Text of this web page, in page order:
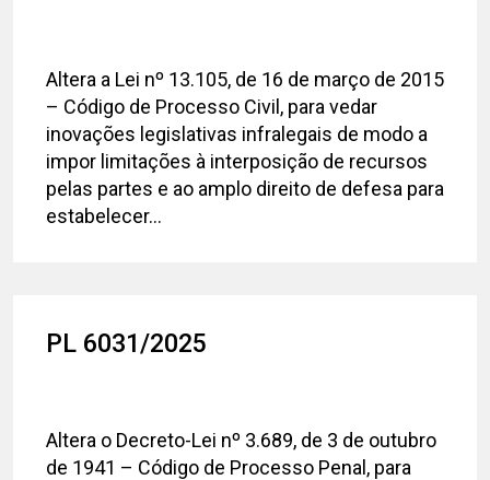
Altera a Lei nº 13.105, de 16 de março de 2015
– Código de Processo Civil, para vedar
inovações legislativas infralegais de modo a
impor limitações à interposição de recursos
pelas partes e ao amplo direito de defesa para
estabelecer...
PL 6031/2025
Altera o Decreto-Lei nº 3.689, de 3 de outubro
de 1941 – Código de Processo Penal, para